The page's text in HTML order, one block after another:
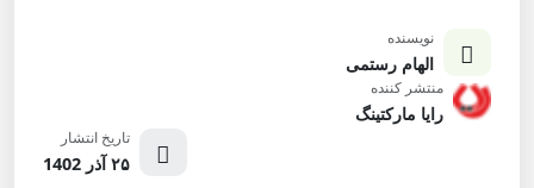
نویسنده
الهام رستمی
منتشر کننده
رایا مارکتینگ
تاریخ انتشار
۲۵ آذر 1402